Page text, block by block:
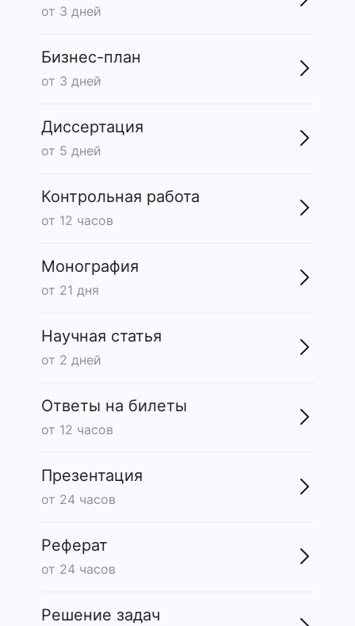
от 3 дней
Бизнес-план
от 3 дней
Диссертация
от 5 дней
Контрольная работа
от 12 часов
Монография
от 21 дня
Научная статья
от 2 дней
Ответы на билеты
от 12 часов
Презентация
от 24 часов
Реферат
от 24 часов
Решение задач